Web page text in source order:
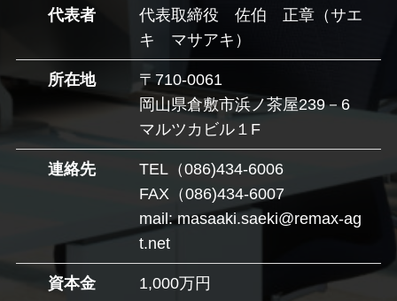
代表者
代表取締役 佐伯 正章（サエ
キ マサアキ）
所在地
〒710-0061
岡山県倉敷市浜ノ茶屋239－6
マルツカビル１F
連絡先
TEL（086)434-6006
FAX（086)434-6007
mail: masaaki.saeki@remax-ag
t.net
資本金 1,000万円